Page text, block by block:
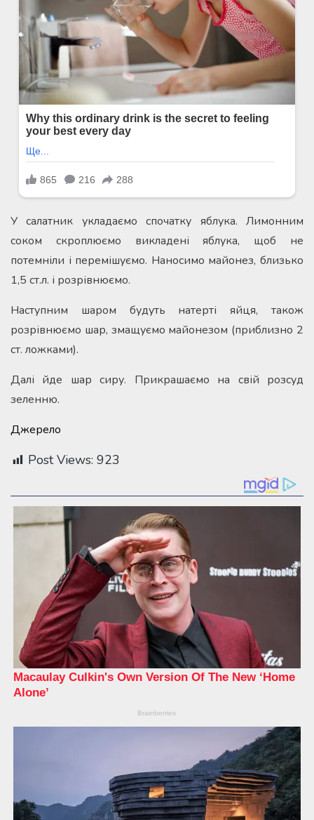
У салатник укладаємо спочатку яблука. Лимонним
соком скроплюємо викладені яблука, щоб не
потемніли і перемішуємо. Наносимо майонез, близько
1,5 ст.л. і розрівнюємо.
Наступним шаром будуть натерті яйця, також
розрівнюємо шар, змащуємо майонезом (приблизно 2
ст. ложками).
Далі йде шар сиру. Прикрашаємо на свій розсуд
зеленню.
Джерело
Post Views: 923